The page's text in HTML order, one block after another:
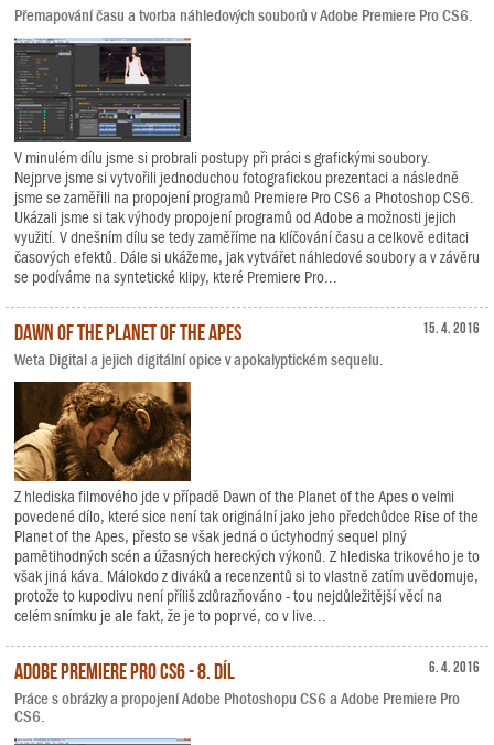
Přemapování času a tvorba náhledových souborů v Adobe Premiere Pro CS6.
V minulém dílu jsme si probrali postupy při práci s grafickými soubory.
Nejprve jsme si vytvořili jednoduchou fotografickou prezentaci a následně
jsme se zaměřili na propojení programů Premiere Pro CS6 a Photoshop CS6.
Ukázali jsme si tak výhody propojení programů od Adobe a možnosti jejich
využití. V dnešním dílu se tedy zaměříme na klíčování času a celkově editaci
časových efektů. Dále si ukážeme, jak vytvářet náhledové soubory a v závěru
se podíváme na syntetické klipy, které Premiere Pro...
15. 4. 2016
Dawn of the Planet of the Apes
Weta Digital a jejich digitální opice v apokalyptickém sequelu.
Z hlediska filmového jde v případě Dawn of the Planet of the Apes o velmi
povedené dílo, které sice není tak originální jako jeho předchůdce Rise of the
Planet of the Apes, přesto se však jedná o úctyhodný sequel plný
pamětihodných scén a úžasných hereckých výkonů. Z hlediska trikového je to
však jiná káva. Málokdo z diváků a recenzentů si to vlastně zatím uvědomuje,
protože to kupodivu není příliš zdůrazňováno - tou nejdůležitější věcí na
celém snímku je ale fakt, že je to poprvé, co v live...
6. 4. 2016
Adobe Premiere Pro CS6 - 8. díl
Práce s obrázky a propojení Adobe Photoshopu CS6 a Adobe Premiere Pro
CS6.